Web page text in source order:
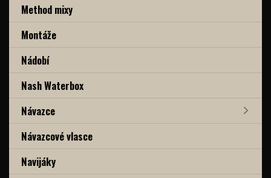
Method mixy
Montáže
Nádobí
Nash Waterbox
Návazce
Návazcové vlasce
Navijáky